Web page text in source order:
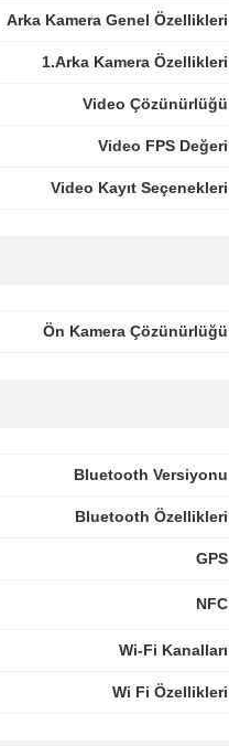
Arka Kamera Genel Özellikleri
1.Arka Kamera Özellikleri
Video Çözünürlüğü
Video FPS Değeri
Video Kayıt Seçenekleri
Ön Kamera Çözünürlüğü
Bluetooth Versiyonu
Bluetooth Özellikleri
GPS
NFC
Wi-Fi Kanalları
Wi Fi Özellikleri